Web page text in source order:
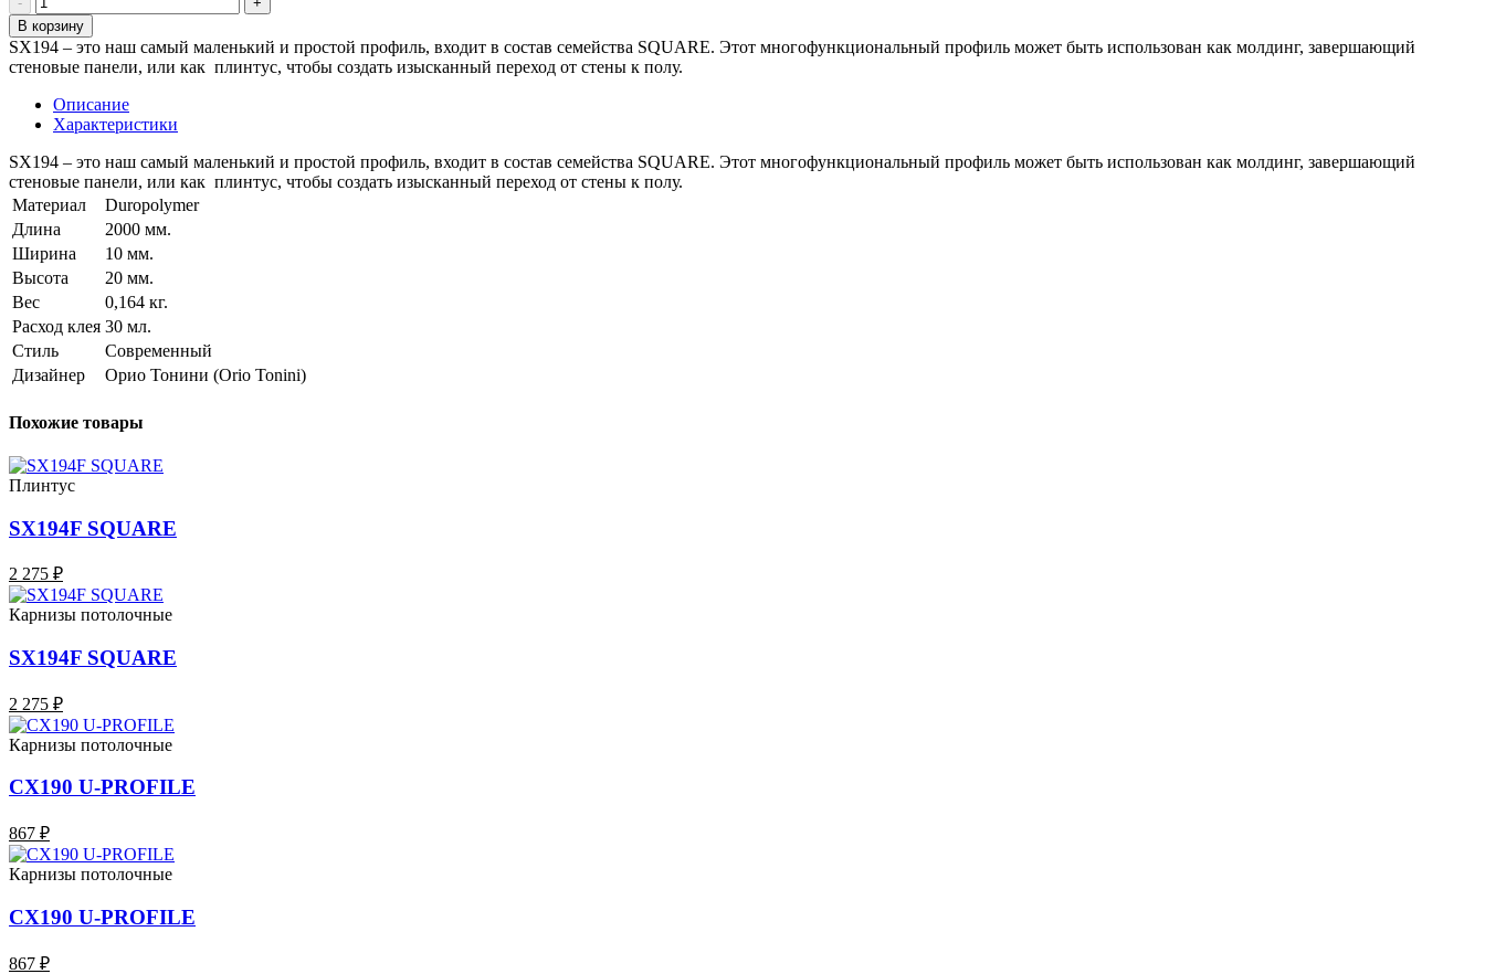
В корзину
SX194 – это наш самый маленький и простой профиль, входит в состав семейства SQUARE. Этот многофункциональный профиль может быть использован как молдинг, завершающий
стеновые панели, или как плинтус, чтобы создать изысканный переход от стены к полу.
Описание
Характеристики
SX194 – это наш самый маленький и простой профиль, входит в состав семейства SQUARE. Этот многофункциональный профиль может быть использован как молдинг, завершающий
стеновые панели, или как плинтус, чтобы создать изысканный переход от стены к полу.
Материал
Duropolymer
Длина
2000 мм.
Ширина
10 мм.
Высота
20 мм.
Вес
0,164 кг.
Расход клея 30 мл.
Стиль
Современный
Дизайнер
Орио Тонини (Orio Tonini)
Похожие товары
Плинтус
SX194F SQUARE
2 275 ₽
Карнизы потолочные
SX194F SQUARE
2 275 ₽
Карнизы потолочные
CX190 U-PROFILE
867 ₽
Карнизы потолочные
CX190 U-PROFILE
867 ₽